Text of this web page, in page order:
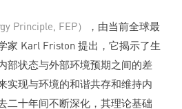
Principle, FEP）
，由当前全球最
家 Karl Friston 提出，它揭示了生
部状态与外部环境预期之间的差
实现与环境的和谐共存和维持内
二十年间不断深化，其理论基础